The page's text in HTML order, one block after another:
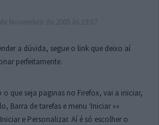
a dúvida, segue o link que deixo aí
perfeitamente.
o que seja paginas no Firefox, vai a iniciar,
Barra de tarefas e menu ‘Iniciar »»
e Personalizar. Aí é só escolher o